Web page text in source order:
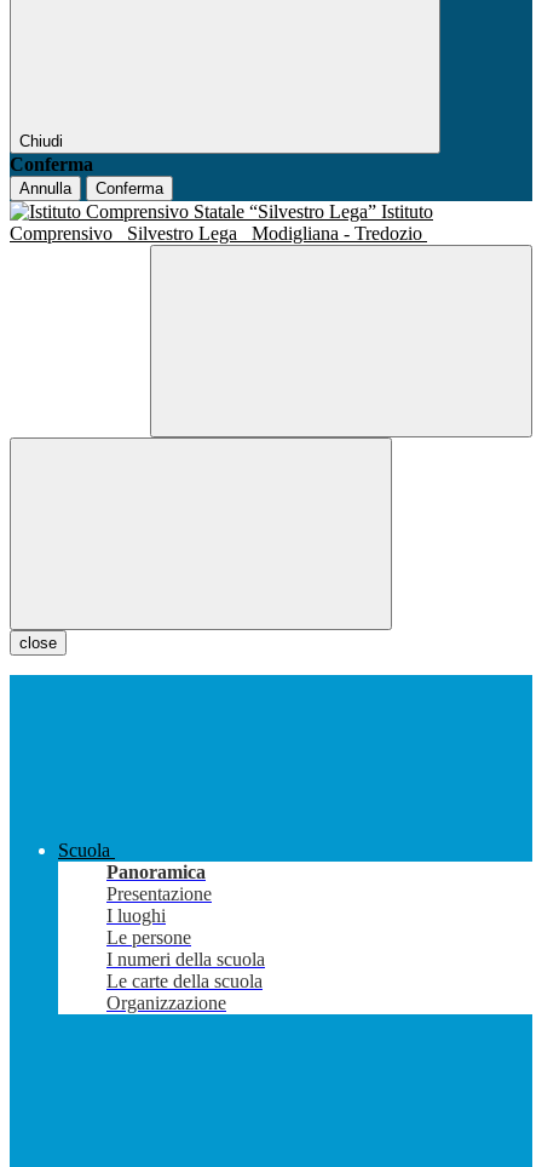
Chiudi
Conferma
Annulla Conferma
Istituto
Comprensivo
Silvestro Lega Modigliana - Tredozio
close
Scuola
Panoramica
Presentazione
I luoghi
Le persone
I numeri della scuola
Le carte della scuola
Organizzazione